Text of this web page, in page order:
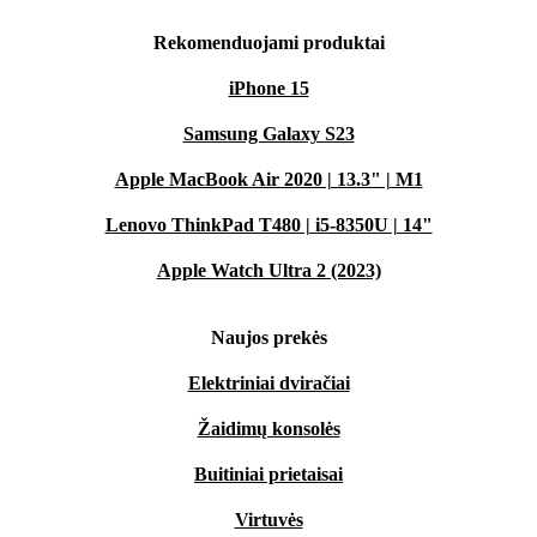
Rekomenduojami produktai
iPhone 15
Samsung Galaxy S23
Apple MacBook Air 2020 | 13.3" | M1
Lenovo ThinkPad T480 | i5-8350U | 14"
Apple Watch Ultra 2 (2023)
Naujos prekės
Elektriniai dviračiai
Žaidimų konsolės
Buitiniai prietaisai
Virtuvės